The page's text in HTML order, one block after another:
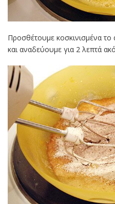
Προσθέτουμε κοσκινισμένα το
και αναδεύουμε για 2 λεπτά